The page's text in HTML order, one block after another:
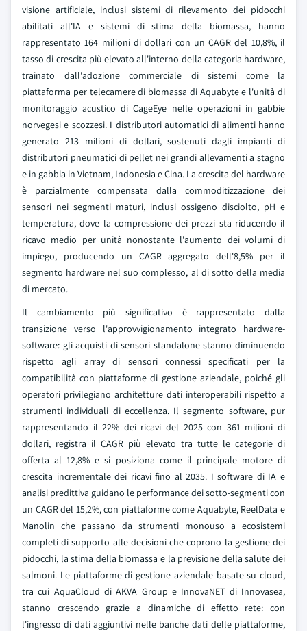
visione artificiale, inclusi sistemi di rilevamento dei pidocchi
abilitati all'IA e sistemi di stima della biomassa, hanno
rappresentato 164 milioni di dollari con un CAGR del 10,8%, il
tasso di crescita più elevato all'interno della categoria hardware,
trainato dall'adozione commerciale di sistemi come la
piattaforma per telecamere di biomassa di Aquabyte e l'unità di
monitoraggio acustico di CageEye nelle operazioni in gabbie
norvegesi e scozzesi. I distributori automatici di alimenti hanno
generato 213 milioni di dollari, sostenuti dagli impianti di
distributori pneumatici di pellet nei grandi allevamenti a stagno
e in gabbia in Vietnam, Indonesia e Cina. La crescita del hardware
è parzialmente compensata dalla commoditizzazione dei
sensori nei segmenti maturi, inclusi ossigeno disciolto, pH e
temperatura, dove la compressione dei prezzi sta riducendo il
ricavo medio per unità nonostante l'aumento dei volumi di
impiego, producendo un CAGR aggregato dell'8,5% per il
segmento hardware nel suo complesso, al di sotto della media
di mercato.
Il cambiamento più significativo è rappresentato dalla
transizione verso l'approvvigionamento integrato hardware-
software: gli acquisti di sensori standalone stanno diminuendo
rispetto agli array di sensori connessi specificati per la
compatibilità con piattaforme di gestione aziendale, poiché gli
operatori privilegiano architetture dati interoperabili rispetto a
strumenti individuali di eccellenza. Il segmento software, pur
rappresentando il 22% dei ricavi del 2025 con 361 milioni di
dollari, registra il CAGR più elevato tra tutte le categorie di
offerta al 12,8% e si posiziona come il principale motore di
crescita incrementale dei ricavi fino al 2035. I software di IA e
analisi predittiva guidano le performance dei sotto-segmenti con
un CAGR del 15,2%, con piattaforme come Aquabyte, ReelData e
Manolin che passano da strumenti monouso a ecosistemi
completi di supporto alle decisioni che coprono la gestione dei
pidocchi, la stima della biomassa e la previsione della salute dei
salmoni. Le piattaforme di gestione aziendale basate su cloud,
tra cui AquaCloud di AKVA Group e InnovaNET di Innovasea,
stanno crescendo grazie a dinamiche di effetto rete: con
l'ingresso di dati aggiuntivi nelle banche dati delle piattaforme,